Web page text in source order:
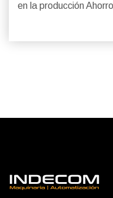
en la producción